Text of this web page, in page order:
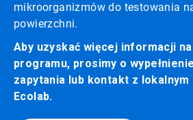
mikroorganizmów do testowania
powierzchni.
Aby uzyskać więcej informacji
programu, prosimy o
zapytania lub kontakt z
Ecolab.